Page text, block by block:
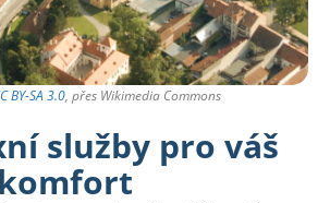
BY-SA 3.0, přes Wikimedia Commons
služby pro váš